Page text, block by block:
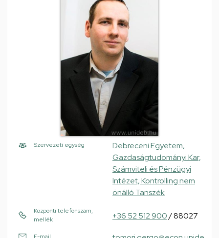
Szervezeti egység
Debreceni Egyetem,
Gazdaságtudományi Kar,
Számviteli és Pénzügyi
Intézet, Kontrolling nem
önálló Tanszék
Központi telefonszám,
mellék
+36 52 512 900/ 88027